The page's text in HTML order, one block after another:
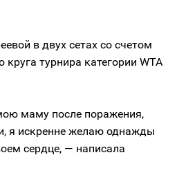
в двух сетах со счетом
круга турнира категории WTA
маму после поражения,
я искренне желаю однажды
сердце, — написала